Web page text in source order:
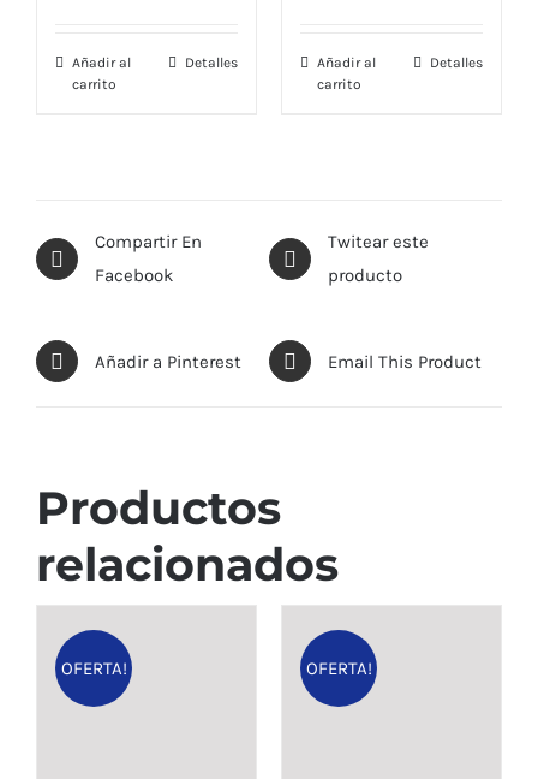
Añadir al
carrito
Detalles
$ 17,00.$ 15,00.
Añadir al
carrito
Detalles
Compartir En
Facebook
Twitear este
producto
Añadir a Pinterest Email This Product
Productos
relacionados
OFERTA! OFERTA!